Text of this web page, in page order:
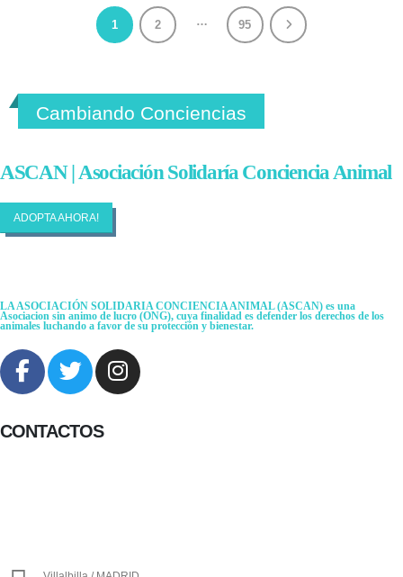
1 2 … 95
Cambiando Conciencias
ASCAN | Asociación Solidaría Conciencia Animal
ADOPTA AHORA!
LA ASOCIACIÓN SOLIDARIA CONCIENCIA ANIMAL (ASCAN) es una
Asociacion sin animo de lucro (ONG), cuya finalidad es defender los derechos de los
animales luchando a favor de su protección y bienestar.
CONTACTOS